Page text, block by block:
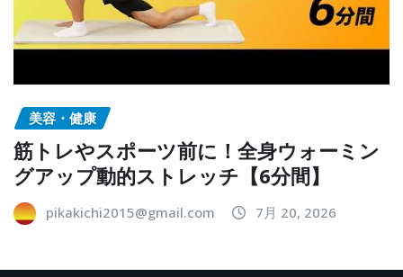
美容・健康
筋トレやスポーツ前に！全身ウォーミン
グアップ動的ストレッチ【6分間】
pikakichi2015@gmail.com 7月 20, 2026